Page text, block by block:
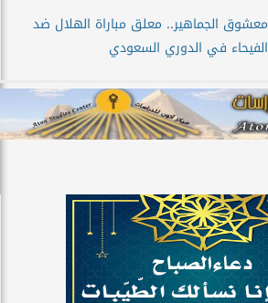
معشوق الجماهير.. معلق مباراة الهلال ضد
الفيحاء في الدوري السعودي